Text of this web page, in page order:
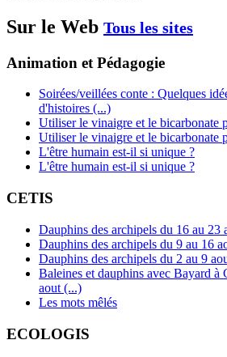
Sur le Web Tous les sites
Animation et Pédagogie
Soirées/veillées conte : Quelques
d'histoires (...)
Utiliser le vinaigre et le bicarbonate
Utiliser le vinaigre et le bicarbonate
L'être humain est-il si unique ?
L'être humain est-il si unique ?
CETIS
Dauphins des archipels du 16 au 23
Dauphins des archipels du 9 au 16
Dauphins des archipels du 2 au 9
Baleines et dauphins avec Bayard à
aout (...)
Les mots mêlés
ECOLOGIS